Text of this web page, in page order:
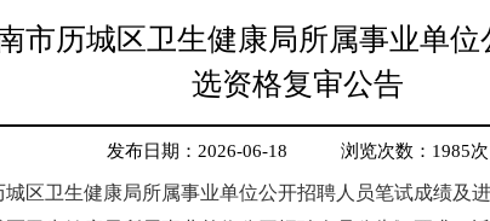
市历城区卫生健康局所属事业单位
选资格复审公告
发布日期：2026-06-18 浏览次数： 1985次
城区卫生健康局所属事业单位公开招聘人员笔试成绩及